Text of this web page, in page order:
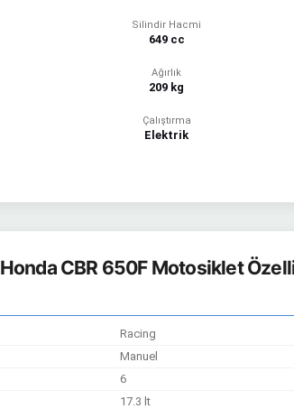
Silindir Hacmi
649 cc
Ağırlık
209 kg
Çalıştırma
Elektrik
Honda CBR 650F Motosiklet
Racing
Manuel
6
17.3 lt